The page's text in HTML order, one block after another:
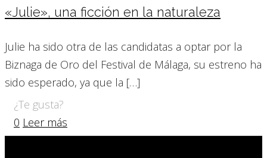
«Julie», una ficción en la naturaleza
Julie ha sido otra de las candidatas a optar por la
Biznaga de Oro del Festival de Málaga, su estreno ha
sido esperado, ya que la […]
¿Te gusta?
0 Leer más